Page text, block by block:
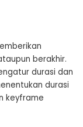
berakhir.
durasi dan
durasi
keyframe